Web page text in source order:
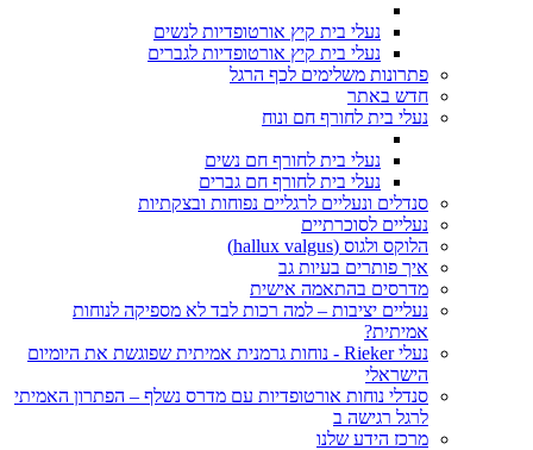
נעלי בית קיץ אורטופדיות לנשים
נעלי בית קיץ אורטופדיות לגברים
פתרונות משלימים לכף הרגל
חדש באתר
נעלי בית לחורף חם ונוח
נעלי בית לחורף חם נשים
נעלי בית לחורף חם גברים
סנדלים ונעליים לרגליים נפוחות ובצקתיות
נעליים לסוכרתיים
הלוקס ולגוס (hallux valgus)
איך פותרים בעיות גב
מדרסים בהתאמה אישית
נעליים יציבות – למה רכות לבד לא מספיקה לנוחות
אמיתית?
נעלי Rieker - נוחות גרמנית אמיתית שפוגשת את היומיום
הישראלי
סנדלי נוחות אורטופדיות עם מדרס נשלף – הפתרון האמיתי
לרגל רגישה ב
מרכז הידע שלנו